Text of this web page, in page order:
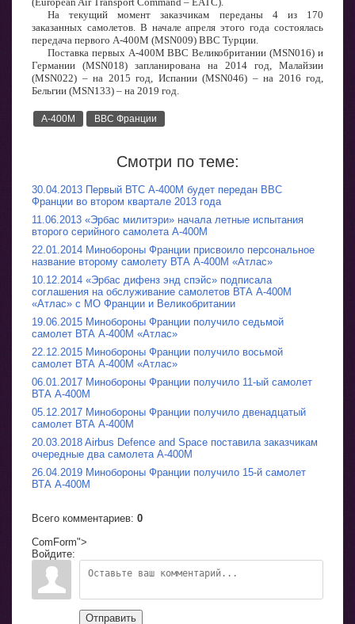
На текущий момент заказчикам переданы 4 из 170
заказанных самолетов. В начале апреля этого года состоялась
передача первого А-400М (MSN009) ВВС Турции.
Поставка первых А-400М ВВС Великобритании (MSN016) и
Германии (MSN018) запланирована на 2014 год, Малайзии
(MSN022) – на 2015 год, Испании (MSN046) – на 2016 год,
Бельгии (MSN133) – на 2019 год.
A-400M ВВС Франции
Смотри по теме:
30.04.2013 Первый ВТС A-400M будет передан ВВС
Франции во втором квартале 2013 года
11.06.2013 «Эрбас милитэри» начала летные испытания
второго серийного самолета A-400M
22.01.2014 Минобороны Франции присвоило персональное
название второму самолету ВТА A-400M «Атлас»
10.12.2014 «Эрбас дифенз энд спэйс» подписала
соглашения на обслуживание самолетов ВТА A-400M
«Атлас» с МО Франции и Великобритании
19.06.2015 Минобороны Франции получило седьмой
самолет ВТА A-400M «Атлас»
22.12.2015 Минобороны Франции получило восьмой
самолет ВТА A-400M «Атлас»
06.01.2017 Минобороны Франции получило 11-ый самолет
ВТА A-400M
05.12.2017 Минобороны Франции получило двенадцатый
самолет ВТА A-400M
20.03.2018 Airbus Defence and Space поставила заказчикам
очередные два самолета A-400M
26.04.2019 Минобороны Франции получило 15-й самолет
ВТА A-400M
Всего комментариев: 0
ComForm">
Войдите:
Отправить